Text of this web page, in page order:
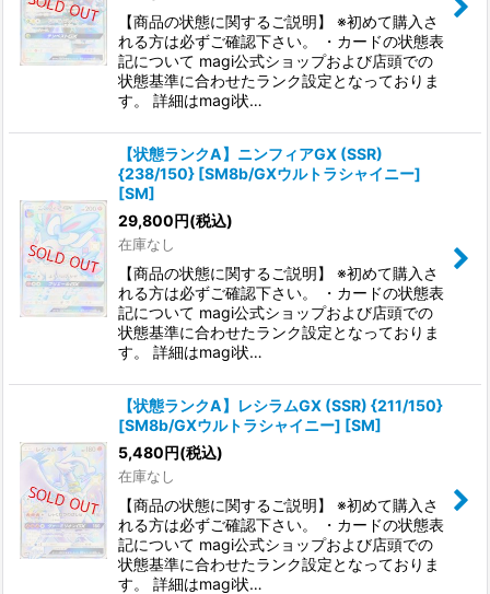
【商品の状態に関するご説明】 ※初めて購入さ
れる方は必ずご確認下さい。 ・カードの状態表
記について magi公式ショップおよび店頭での
状態基準に合わせたランク設定となっておりま
す。 詳細はmagi状…
【状態ランクA】ニンフィアGX (SSR)
{238/150} [SM8b/GXウルトラシャイニー]
[SM]
29,800円(税込)
在庫なし
【商品の状態に関するご説明】 ※初めて購入さ
れる方は必ずご確認下さい。 ・カードの状態表
記について magi公式ショップおよび店頭での
状態基準に合わせたランク設定となっておりま
す。 詳細はmagi状…
【状態ランクA】レシラムGX (SSR) {211/150}
[SM8b/GXウルトラシャイニー] [SM]
5,480円(税込)
在庫なし
【商品の状態に関するご説明】 ※初めて購入さ
れる方は必ずご確認下さい。 ・カードの状態表
記について magi公式ショップおよび店頭での
状態基準に合わせたランク設定となっておりま
す。 詳細はmagi状…